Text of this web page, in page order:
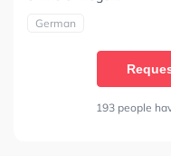
German
193 people